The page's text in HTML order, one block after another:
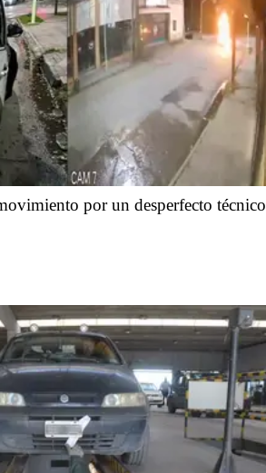
por un desperfecto técnico